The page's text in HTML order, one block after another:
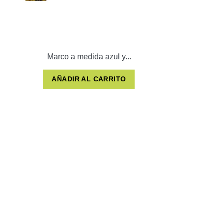
Marco a medida azul y...
AÑADIR AL CARRITO